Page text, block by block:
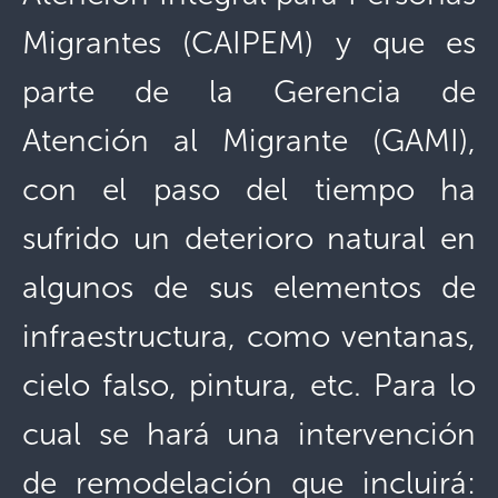
Migrantes (CAIPEM) y que es
parte de la Gerencia de
Atención al Migrante (GAMI),
con el paso del tiempo ha
sufrido un deterioro natural en
algunos de sus elementos de
infraestructura, como ventanas,
cielo falso, pintura, etc. Para lo
cual se hará una intervención
de remodelación que incluirá: